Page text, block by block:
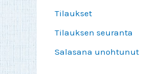
Tilaukset
Tilauksen seuranta
Salasana unohtunut